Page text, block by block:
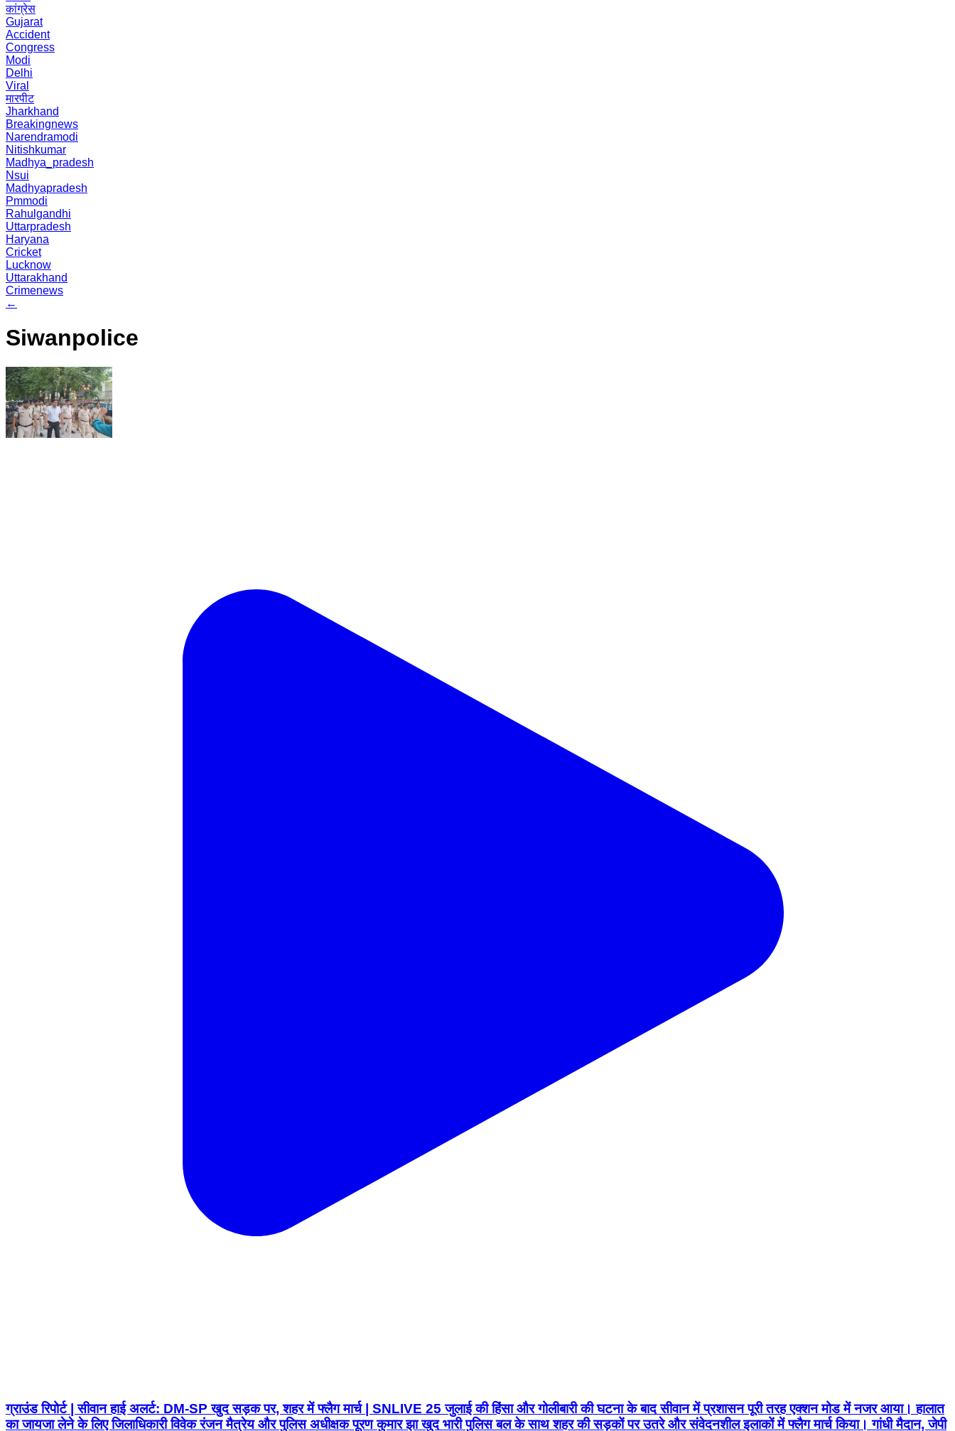
कांग्रेस
Gujarat
Accident
Congress
Modi
Delhi
Viral
मारपीट
Jharkhand
Breakingnews
Narendramodi
Nitishkumar
Madhya_pradesh
Nsui
Madhyapradesh
Pmmodi
Rahulgandhi
Uttarpradesh
Haryana
Cricket
Lucknow
Uttarakhand
Crimenews
←
Siwanpolice
ग्राउंड रिपोर्ट | सीवान हाई अलर्ट: DM-SP खुद सड़क पर, शहर में फ्लैग मार्च | SNLIVE 25 जुलाई की हिंसा और गोलीबारी की घटना के बाद सीवान में प्रशासन पूरी तरह एक्शन मोड में नजर आया। हालात
का जायजा लेने के लिए जिलाधिकारी विवेक रंजन मैत्रेय और पुलिस अधीक्षक पूरण कुमार झा खुद भारी पुलिस बल के साथ शहर की सड़कों पर उतरे और संवेदनशील इलाकों में फ्लैग मार्च किया। गांधी मैदान, जेपी